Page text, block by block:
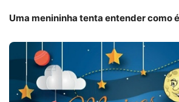
Uma menininha tenta entender como